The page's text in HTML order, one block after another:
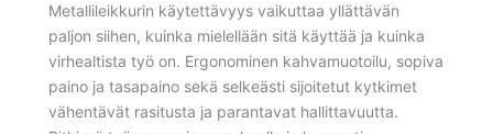
Metallileikkurin käytettävyys vaikuttaa yllättävän
paljon siihen, kuinka mielellään sitä käyttää ja kuinka
virhealtista työ on. Ergonominen kahvamuotoilu, sopiva
paino ja tasapaino sekä selkeästi sijoitetut kytkimet
vähentävät rasitusta ja parantavat hallittavuutta.